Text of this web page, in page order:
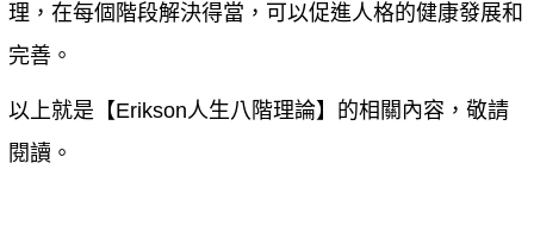
理，在每個階段解決得當，可以促進人格的健康發展和
完善。
以上就是【Erikson人生八階理論】的相關內容，敬請
閱讀。